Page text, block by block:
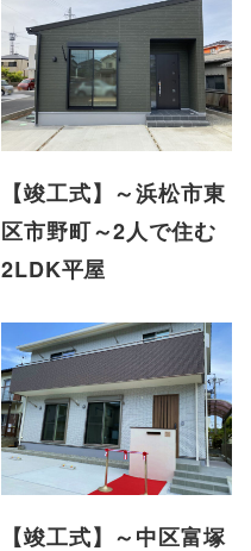
【竣工式】～浜松市東
区市野町～2人で住む
2LDK平屋
【竣工式】～中区富塚